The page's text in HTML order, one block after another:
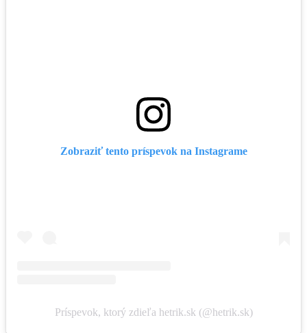
Zobraziť tento príspevok na Instagrame
Príspevok, ktorý zdieľa hetrik.sk (@hetrik.sk)